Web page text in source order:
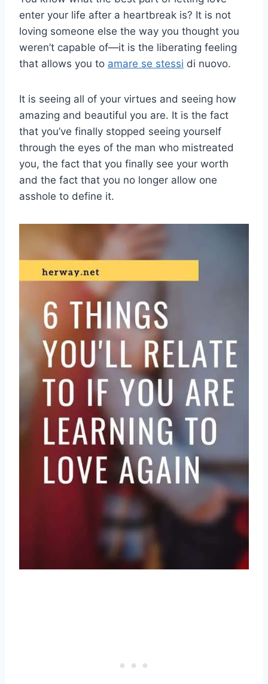
enter your life after a heartbreak is? It is not
loving someone else the way you thought you
weren’t capable of—it is the liberating feeling
that allows you to amare se stessi di nuovo.
It is seeing all of your virtues and seeing how
amazing and beautiful you are. It is the fact
that you’ve finally stopped seeing yourself
through the eyes of the man who mistreated
you, the fact that you finally see your worth
and the fact that you no longer allow one
asshole to define it.